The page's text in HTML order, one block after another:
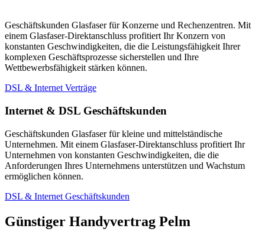
Geschäftskunden Glasfaser für Konzerne und Rechenzentren. Mit
einem Glasfaser-Direktanschluss profitiert Ihr Konzern von
konstanten Geschwindigkeiten, die die Leistungsfähigkeit Ihrer
komplexen Geschäftsprozesse sicherstellen und Ihre
Wettbewerbsfähigkeit stärken können.
DSL & Internet Verträge
Internet & DSL Geschäftskunden
Geschäftskunden Glasfaser für kleine und mittelständische
Unternehmen. Mit einem Glasfaser-Direktanschluss profitiert Ihr
Unternehmen von konstanten Geschwindigkeiten, die die
Anforderungen Ihres Unternehmens unterstützen und Wachstum
ermöglichen können.
DSL & Internet Geschäftskunden
Günstiger Handyvertrag Pelm